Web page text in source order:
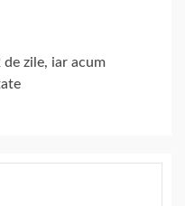
zile, iar acum